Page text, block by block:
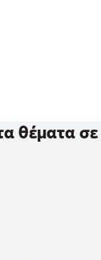
θέματα